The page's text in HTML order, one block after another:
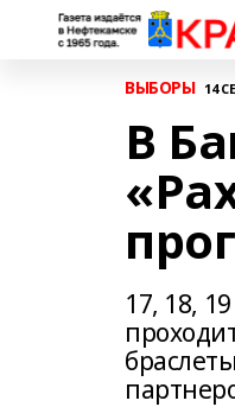
ВЫБОРЫ 14
В
17, 18,